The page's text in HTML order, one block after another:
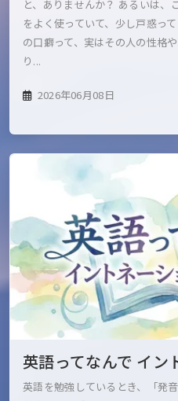
と、ありませんか？ あるいは、
をよく使っていて、少し戸惑っ
の口癖って、実はその人の性格
り...
2026年06月08日
英語ってなんで イン
英語を勉強しているとき、「発